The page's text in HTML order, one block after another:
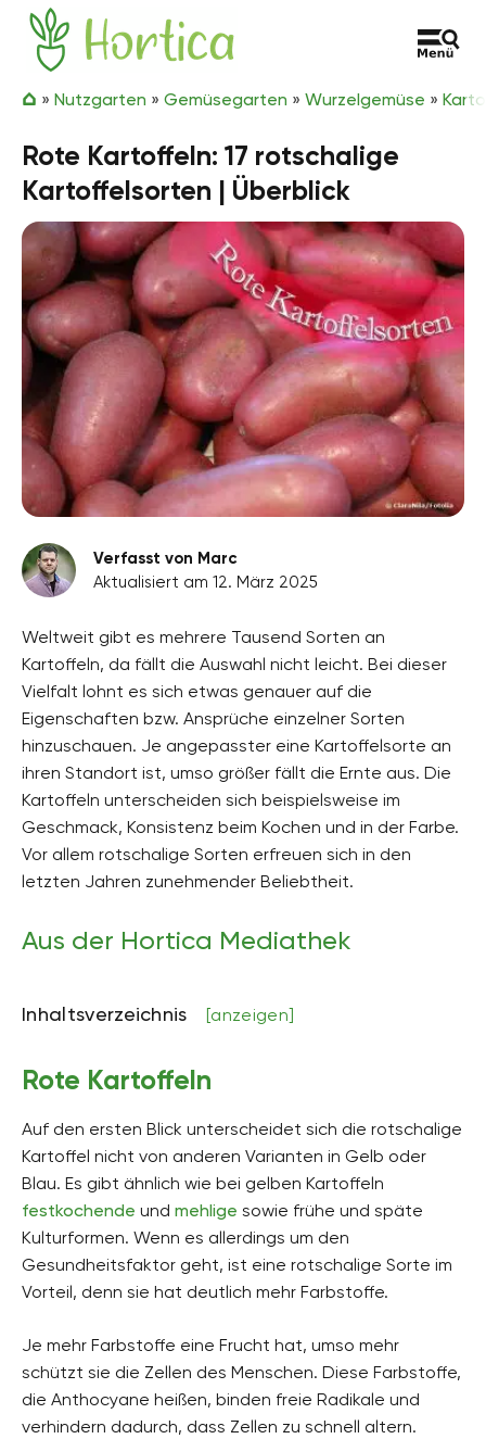
Zum Inhalt springen
Hortica
» Nutzgarten » Gemüsegarten » Wurzelgemüse »
Rote Kartoffeln: 17 rotschalige
Kartoffelsorten | Überblick
Verfasst von Marc
Aktualisiert am 12. März 2025
Weltweit gibt es mehrere Tausend Sorten an
Kartoffeln, da fällt die Auswahl nicht leicht. Bei dieser
Vielfalt lohnt es sich etwas genauer auf die
Eigenschaften bzw. Ansprüche einzelner Sorten
hinzuschauen. Je angepasster eine Kartoffelsorte an
ihren Standort ist, umso größer fällt die Ernte aus. Die
Kartoffeln unterscheiden sich beispielsweise im
Geschmack, Konsistenz beim Kochen und in der Farbe.
Vor allem rotschalige Sorten erfreuen sich in den
letzten Jahren zunehmender Beliebtheit.
Aus der Hortica Mediathek
Inhaltsverzeichnis [anzeigen]
Rote Kartoffeln
Auf den ersten Blick unterscheidet sich die rotschalige
Kartoffel nicht von anderen Varianten in Gelb oder
Blau. Es gibt ähnlich wie bei gelben Kartoffeln
festkochende und mehlige sowie frühe und späte
Kulturformen. Wenn es allerdings um den
Gesundheitsfaktor geht, ist eine rotschalige Sorte im
Vorteil, denn sie hat deutlich mehr Farbstoffe.
Je mehr Farbstoffe eine Frucht hat, umso mehr
schützt sie die Zellen des Menschen. Diese Farbstoffe,
die Anthocyane heißen, binden freie Radikale und
verhindern dadurch, dass Zellen zu schnell altern.